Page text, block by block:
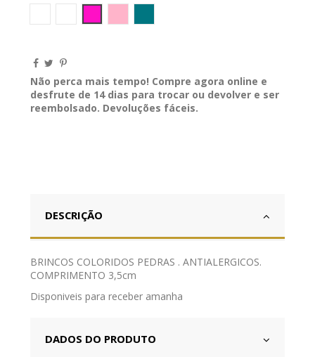
Não perca mais tempo! Compre agora online e
desfrute de 14 dias para trocar ou devolver e ser
reembolsado. Devoluções fáceis.
DESCRIÇÃO
BRINCOS COLORIDOS PEDRAS . ANTIALERGICOS.
COMPRIMENTO 3,5cm
Disponiveis para receber amanha
DADOS DO PRODUTO